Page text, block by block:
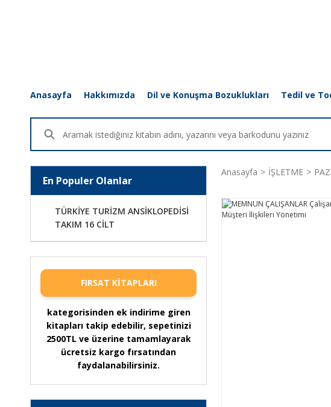
Anasayfa Hakkımızda Dil ve Konuşma Bozuklukları Tedil ve
En Populer Olanlar
TÜRKİYE TURİZM ANSİKLOPEDİSİ
TAKIM 16 CİLT
FIRSAT KİTAPLARI
kategorisinden ek indirime giren
kitapları takip edebilir, sepetinizi
2500TL ve üzerine tamamlayarak
ücretsiz kargo fırsatından
faydalanabilirsiniz.
Anasayfa İŞLETME